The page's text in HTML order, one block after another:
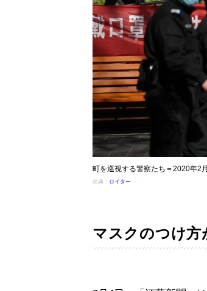
町を巡視する警察たち＝2020年2
出典： ロイター
マスクのつけ方